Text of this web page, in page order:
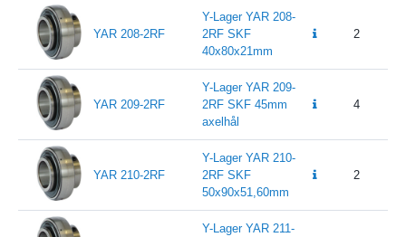
YAR 208-2RF
Y-Lager YAR 208-
2RF SKF
40x80x21mm
2
YAR 209-2RF
Y-Lager YAR 209-
2RF SKF 45mm
axelhål
4
YAR 210-2RF
Y-Lager YAR 210-
2RF SKF
50x90x51,60mm
2
Y-Lager YAR 211-